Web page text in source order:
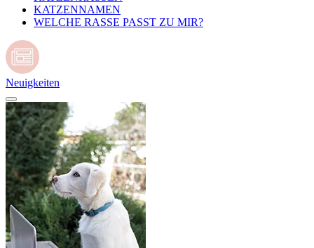
KATZENNAMEN
WELCHE RASSE PASST ZU MIR?
Neuigkeiten